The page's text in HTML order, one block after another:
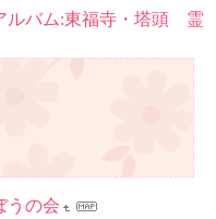
ルバム:東福寺・塔頭 霊
うの会